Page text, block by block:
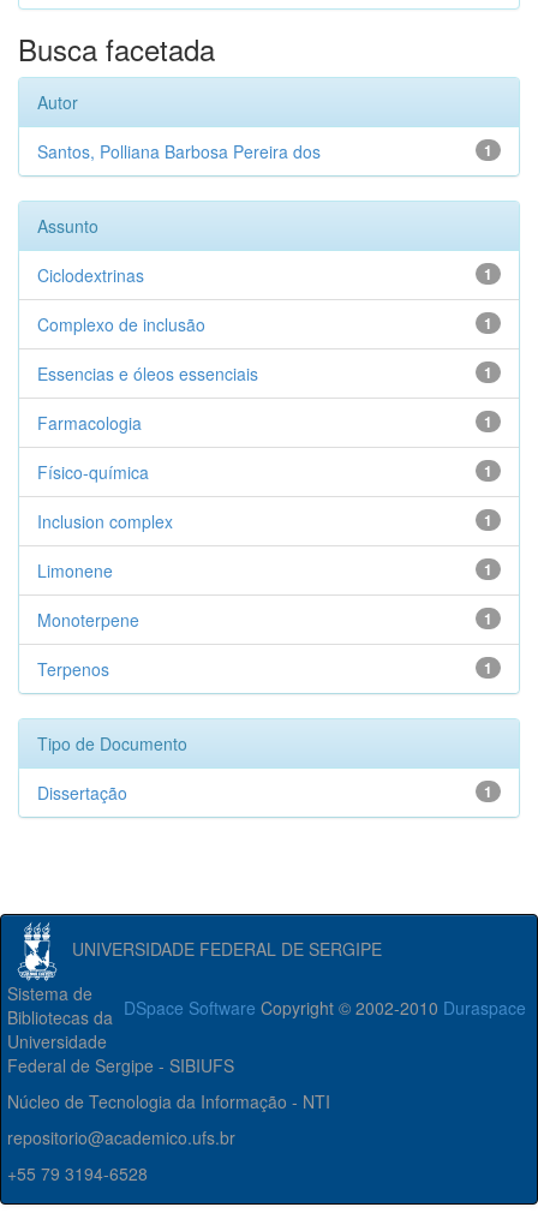
Busca facetada
Autor
1
Santos, Polliana Barbosa Pereira dos
Assunto
1
Ciclodextrinas
1
Complexo de inclusão
1
Essencias e óleos essenciais
1
Farmacologia
1
Físico-química
1
Inclusion complex
1
Limonene
1
Monoterpene
1
Terpenos
Tipo de Documento
1
Dissertação
UNIVERSIDADE FEDERAL DE SERGIPE
DSpace Software Copyright © 2002-2010 Duraspace
Sistema de
Bibliotecas da
Universidade
Federal de Sergipe - SIBIUFS
Núcleo de Tecnologia da Informação - NTI
repositorio@academico.ufs.br
+55 79 3194-6528